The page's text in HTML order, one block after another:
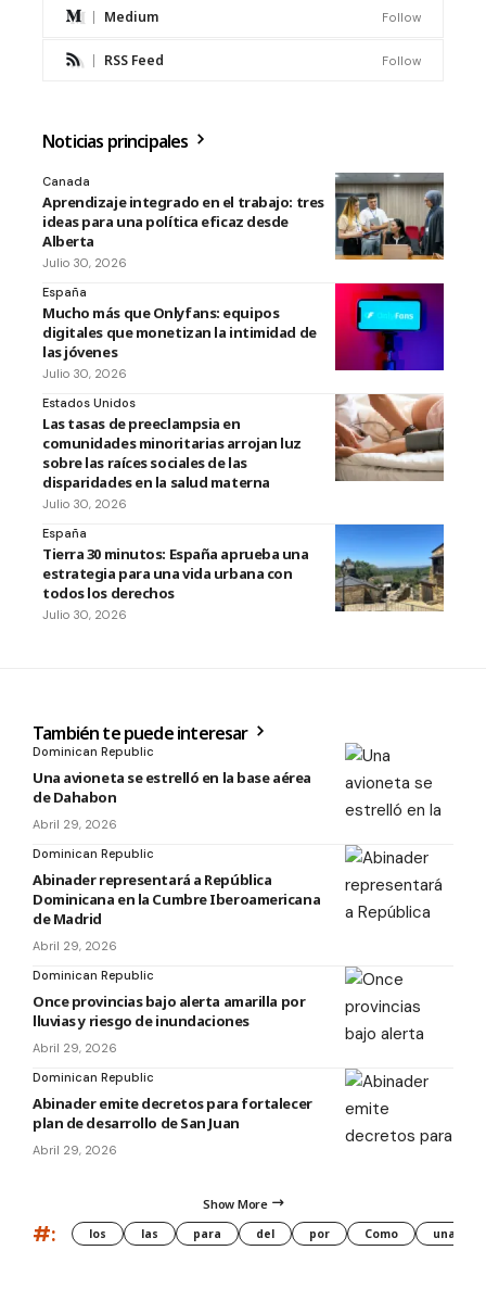
Medium Follow
RSS Feed Follow
Noticias principales
Canada
Aprendizaje integrado en el trabajo: tres
ideas para una política eficaz desde
Alberta
Julio 30, 2026
España
Mucho más que Onlyfans: equipos
digitales que monetizan la intimidad de
las jóvenes
Julio 30, 2026
Estados Unidos
Las tasas de preeclampsia en
comunidades minoritarias arrojan luz
sobre las raíces sociales de las
disparidades en la salud materna
Julio 30, 2026
España
Tierra 30 minutos: España aprueba una
estrategia para una vida urbana con
todos los derechos
Julio 30, 2026
También te puede interesar
Dominican Republic
Una avioneta se estrelló en la base aérea
de Dahabon
Abril 29, 2026
Dominican Republic
Abinader representará a República
Dominicana en la Cumbre Iberoamericana
de Madrid
Abril 29, 2026
Dominican Republic
Once provincias bajo alerta amarilla por
lluvias y riesgo de inundaciones
Abril 29, 2026
Dominican Republic
Abinader emite decretos para fortalecer
plan de desarrollo de San Juan
Abril 29, 2026
Show More
#: los las para del por Como una